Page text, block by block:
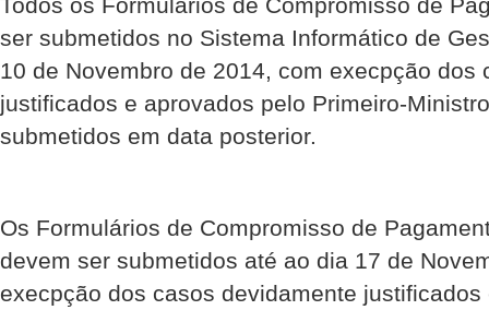
Todos os Formulários de Compromisso de
ser submetidos no Sistema Informático de
10 de Novembro de 2014, com execpção dos
justificados e aprovados pelo Primeiro-
submetidos em data posterior.
Os Formulários de Compromisso de
devem ser submetidos até ao dia 17 de
execpção dos casos devidamente